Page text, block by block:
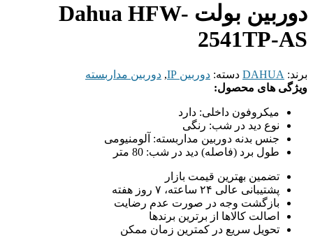
دوربین بولت Dahua HFW-
2541TP-AS
برند: DAHUA دسته: دوربین IP , دوربین مداربسته
ویژگی های محصول:
میکروفون داخلی: دارد
نوع دید در شب: رنگی
جنس بدنه دوربین مداربسته: آلومنیومی
طول برد (فاصله) دید در شب: 80 متر
تضمین بهترین قیمت بازار
پشتیبانی عالی ۲۴ ساعته، ۷ روز هفته
بازگشت وجه در صورت عدم رضایت
اصالت کالاها از برترین برندها
تحویل سریع در کمترین زمان ممکن